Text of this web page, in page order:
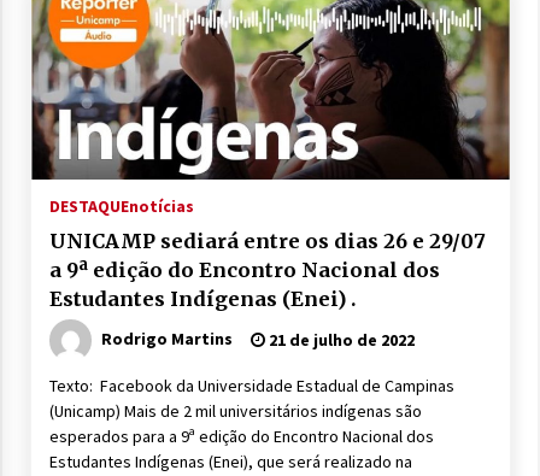
DESTAQUEnotícias
UNICAMP sediará entre os dias 26 e 29/07
a 9ª edição do Encontro Nacional dos
Estudantes Indígenas (Enei) .
Rodrigo Martins 21 de julho de 2022
Texto: Facebook da Universidade Estadual de Campinas
(Unicamp) Mais de 2 mil universitários indígenas são
esperados para a 9ª edição do Encontro Nacional dos
Estudantes Indígenas (Enei), que será realizado na